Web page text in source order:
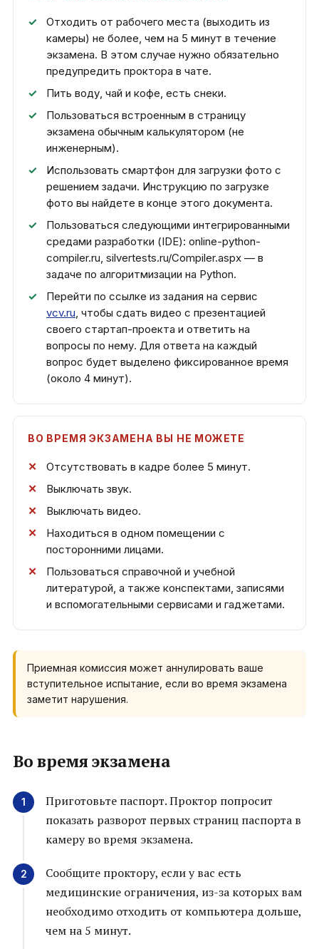
Отходить от рабочего места (выходить из
камеры) не более, чем на 5 минут в течение
экзамена. В этом случае нужно обязательно
предупредить проктора в чате.
Пить воду, чай и кофе, есть снеки.
Пользоваться встроенным в страницу
экзамена обычным калькулятором (не
инженерным).
Использовать смартфон для загрузки фото с
решением задачи. Инструкцию по загрузке
фото вы найдете в конце этого документа.
Пользоваться следующими интегрированными
средами разработки (IDE): online-python-
compiler.ru, silvertests.ru/Compiler.aspx — в
задаче по алгоритмизации на Python.
Перейти по ссылке из задания на сервис
vcv.ru , чтобы сдать видео с презентацией
своего стартап-проекта и ответить на
вопросы по нему. Для ответа на каждый
вопрос будет выделено фиксированное время
(около 4 минут).
ВО ВРЕМЯ ЭКЗАМЕНА ВЫ НЕ МОЖЕТЕ
Отсутствовать в кадре более 5 минут.
Выключать звук.
Выключать видео.
Находиться в одном помещении с
посторонними лицами.
Пользоваться справочной и учебной
литературой, а также конспектами, записями
и вспомогательными сервисами и гаджетами.
Приемная комиссия может аннулировать ваше
вступительное испытание, если во время экзамена
заметит нарушения.
Во время экзамена
Приготовьте паспорт. Проктор попросит
показать разворот первых страниц паспорта в
камеру во время экзамена.
Сообщите проктору, если у вас есть
медицинские ограничения, из-за которых вам
необходимо отходить от компьютера дольше,
чем на 5 минут.